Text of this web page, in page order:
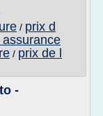
/ prix d
/ prix de l
-